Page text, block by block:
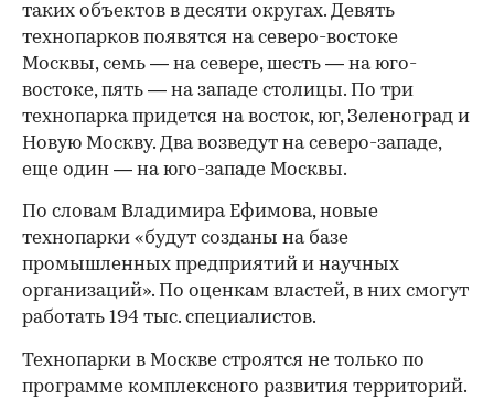
таких объектов в десяти округах. Девять
технопарков появятся на северо-востоке
Москвы, семь — на севере, шесть — на юго-
востоке, пять — на западе столицы. По три
технопарка придется на восток, юг, Зеленоград и
Новую Москву. Два возведут на северо-западе,
еще один — на юго-западе Москвы.
По словам Владимира Ефимова, новые
технопарки «будут созданы на базе
промышленных предприятий и научных
организаций». По оценкам властей, в них смогут
работать 194 тыс. специалистов.
Технопарки в Москве строятся не только по
программе комплексного развития территорий.